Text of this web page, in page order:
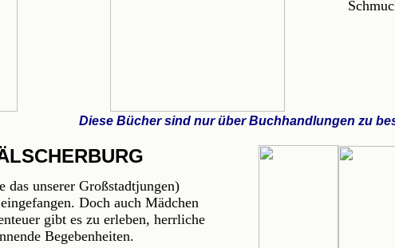
Diese Bücher sind nur über Buchhandlungen zu
das unserer Großstadtjungen)
Doch auch Mädchen
gibt es zu erleben, herrliche
Begebenheiten.